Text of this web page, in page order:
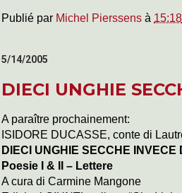
Publié par Michel Pierssens à 15:18
5/14/2005
DIECI UNGHIE
A paraître prochainement:
ISIDORE DUCASSE, conte di
DIECI UNGHIE SECCHE INVECE
Poesie I & II – Lettere
A cura di Carmine Mangone